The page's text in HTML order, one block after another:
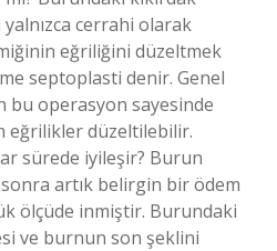
cerrahi olarak
eğriliğini düzeltmek
septoplasti denir. Genel
bu operasyon sayesinde
eğrilikler düzeltilebilir.
sürede iyileşir? Burun
artık belirgin bir ödem
ölçüde inmiştir. Burundaki
ve burnun son şeklini